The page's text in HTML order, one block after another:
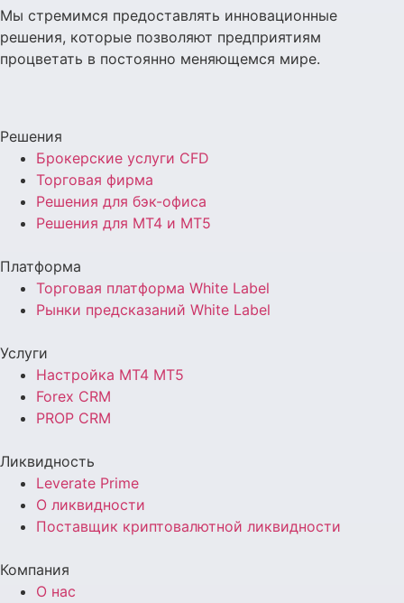
Мы стремимся предоставлять инновационные
решения, которые позволяют предприятиям
процветать в постоянно меняющемся мире.
Решения
Брокерские услуги CFD
Торговая фирма
Решения для бэк-офиса
Решения для MT4 и MT5
Платформа
Торговая платформа White Label
Рынки предсказаний White Label
Услуги
Настройка MT4 MT5
Forex CRM
PROP CRM
Ликвидность
Leverate Prime
О ликвидности
Поставщик криптовалютной ликвидности
Компания
О нас